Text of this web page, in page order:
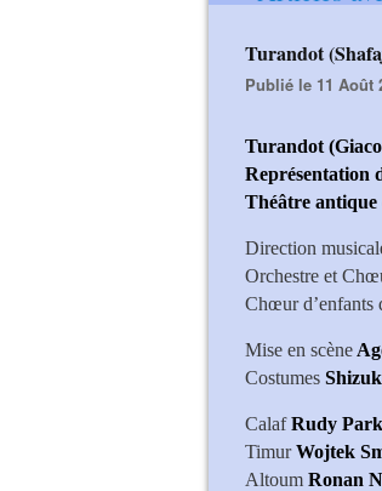
Turandot
Publié le 11 Août
Turandot
Représentation
Théâtre antique
Direction
Orchestre et
Chœur d’enfants
Mise en scène
Costumes
CalafRudy Park
TimurWojtek
Altoum Ronan